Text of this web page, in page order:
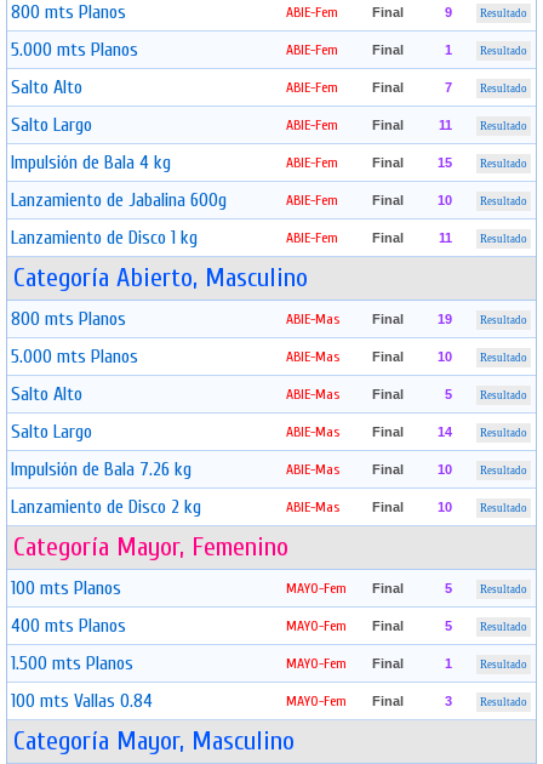
800 mts Planos ABIE-Fem Final 9 Resultado
5.000 mts Planos ABIE-Fem Final 1 Resultado
Salto Alto ABIE-Fem Final 7 Resultado
Salto Largo ABIE-Fem Final 11 Resultado
Impulsión de Bala 4 kg ABIE-Fem Final 15 Resultado
Lanzamiento de Jabalina 600g ABIE-Fem Final 10 Resultado
Lanzamiento de Disco 1 kg ABIE-Fem Final 11 Resultado
Categoría Abierto, Masculino
800 mts Planos ABIE-Mas Final 19 Resultado
5.000 mts Planos ABIE-Mas Final 10 Resultado
Salto Alto ABIE-Mas Final 5 Resultado
Salto Largo ABIE-Mas Final 14 Resultado
Impulsión de Bala 7.26 kg ABIE-Mas Final 10 Resultado
Lanzamiento de Disco 2 kg ABIE-Mas Final 10 Resultado
Categoría Mayor, Femenino
100 mts Planos MAYO-Fem Final 5 Resultado
400 mts Planos MAYO-Fem Final 5 Resultado
1.500 mts Planos MAYO-Fem Final 1 Resultado
100 mts Vallas 0.84 MAYO-Fem Final 3 Resultado
Categoría Mayor, Masculino